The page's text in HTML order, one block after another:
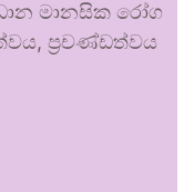
මානසික රෝග
ප්‍රචණ්ඩත්වය